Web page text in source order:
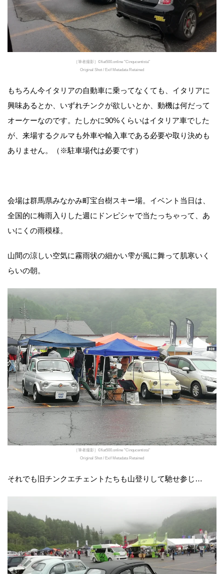
［筆者撮影］©fiat500.online "Cinqucentista"
Original Shot / Exif Metadata Retained
もちろん今イタリアの自動車に乗ってなくても、イタリアに
興味あるとか、いずれチンクが欲しいとか、動機は何だって
オーケーなのです。たしかに90%くらいはイタリア車でした
が、来場するクルマも外車や輸入車である必要や取り決めも
ありません。（※駐車場代は必要です）
会場は群馬県みなかみ町宝台樹スキー場。イベント当日は、
全国的に梅雨入りした週にドンピシャで当たっちゃって、あ
いにくの雨模様。
山間の涼しい空気に霧雨状の細かい雫が風に舞って肌寒いく
らいの朝。
［筆者撮影］©fiat500.online "Cinqucentista"
Original Shot / Exif Metadata Retained
それでも旧チンクエチェントたちも山登りして馳せ参じ…